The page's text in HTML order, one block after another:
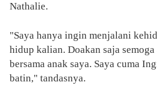
Nathalie.
"Saya hanya ingin menjalani
hidup kalian. Doakan saja
bersama anak saya. Saya cuma
batin," tandasnya.